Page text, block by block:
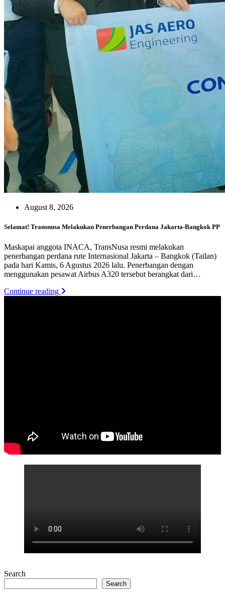
August 8, 2026
Selamat! Transnusa Melakukan Penerbangan Perdana Jakarta-Bangkok PP
Maskapai anggota INACA, TransNusa resmi melakukan
penerbangan perdana rute Internasional Jakarta – Bangkok (Tailan)
pada hari Kamis, 6 Agustus 2026 lalu. Penerbangan dengan
menggunakan pesawat Airbus A320 tersebut berangkat dari…
Continue reading
Search
Search